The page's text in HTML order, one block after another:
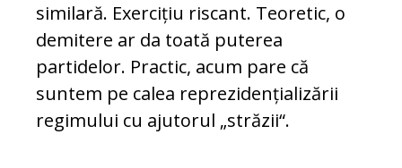
similară. Exer­ci­țiu riscant. Teoretic, o
demitere ar da toa­tă puterea
partidelor. Practic, acum pare că
suntem pe calea reprezidențializării
re­gimului cu ajutorul „străzii“.